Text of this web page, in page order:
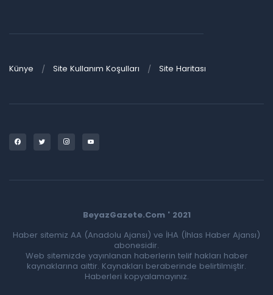
Künye Site Kullanım Koşulları Site Haritası
BeyazGazete.Com ' 2021
Haber sitemiz AA (Anadolu Ajansı) ve İHA (İhlas Haber Ajansı)
abonesidir.
Web sitemizde yayınlanan haberlerin telif hakları haber
kaynaklarına aittir. Kaynakları beraberinde belirtilmiştir.
Haberleri kopyalamayınız.